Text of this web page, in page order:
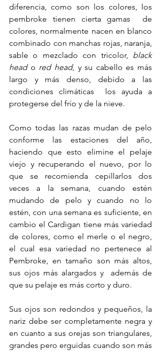
diferencia, como son los colores, los
pembroke tienen cierta gamas  de
colores, normalmente nacen en blanco
combinado con manchas rojas, naranja,
sable o mezclado con tricolor, black
head o red head, y su cabello es más
largo y más denso, debido a las
condiciones climáticas  los ayuda a
protegerse del frío y de la nieve.
Como todas las razas mudan de pelo
conforme las estaciones del año,
haciendo que esto elimine el pelaje
viejo y recuperando el nuevo, por lo
que se recomienda cepillarlos dos
veces a la semana, cuando estén
mudando de pelo y cuando no lo
estén, con una semana es suficiente, en
cambio el Cardigan tiene más variedad
de colores, como el merle o el negro,
el cual esa variedad no pertenece al
Pembroke, en tamaño son más altos,
sus ojos más alargados y  además de
que su pelaje es más corto y duro.
Sus ojos son redondos y pequeños, la
nariz debe ser completamente negra y
en cuanto a sus orejas son triangulares,
grandes pero erguidas cuando son más